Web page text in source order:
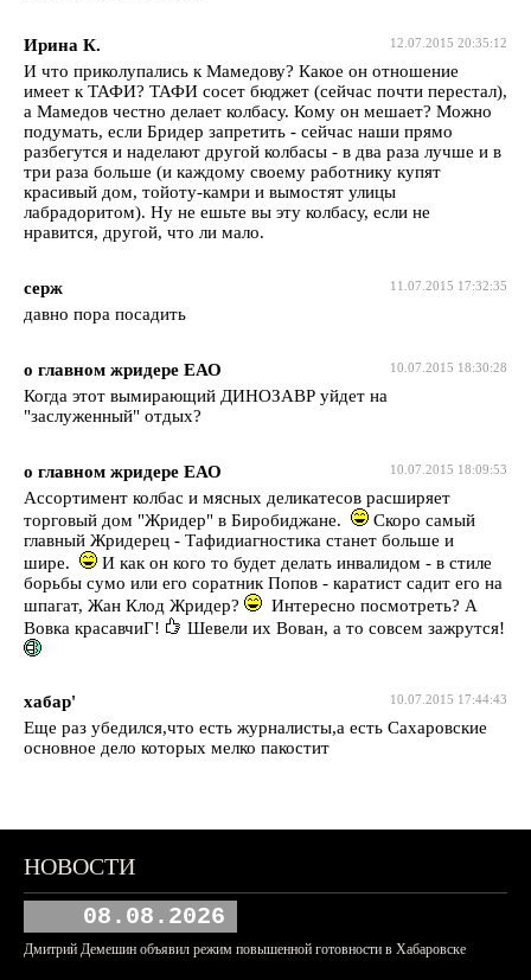
12.07.2015 20:35:12
Ирина К.
И что приколупались к Мамедову? Какое он отношение
имеет к ТАФИ? ТАФИ сосет бюджет (сейчас почти перестал),
а Мамедов честно делает колбасу. Кому он мешает? Можно
подумать, если Бридер запретить - сейчас наши прямо
разбегутся и наделают другой колбасы - в два раза лучше и в
три раза больше (и каждому своему работнику купят
красивый дом, тойоту-камри и вымостят улицы
лабрадоритом). Ну не ешьте вы эту колбасу, если не
нравится, другой, что ли мало.
11.07.2015 17:32:35
серж
давно пора посадить
10.07.2015 18:30:28
о главном жридере ЕАО
Когда этот вымирающий ДИНОЗАВР уйдет на
"заслуженный" отдых?
10.07.2015 18:09:53
о главном жридере ЕАО
Ассортимент колбас и мясных деликатесов расширяет
торговый дом "Жридер" в Биробиджане.
Скоро самый
главный Жридерец - Тафидиагностика станет больше и
шире.
И как он кого то будет делать инвалидом - в стиле
борьбы сумо или его соратник Попов - каратист садит его на
шпагат, Жан Клод Жридер?
Интересно посмотреть? А
Вовка красавчиГ!
Шевели их Вован, а то совсем зажрутся!
10.07.2015 17:44:43
хабар'
Еще раз убедился,что есть журналисты,а есть Сахаровские
основное дело которых мелко пакостит
НОВОСТИ
08.08.2026
Дмитрий Демешин объявил режим повышенной готовности в Хабаровске